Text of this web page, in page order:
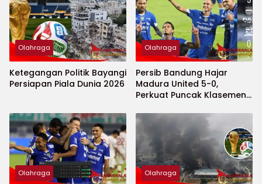
Olahraga
Ketegangan Politik Bayangi
Persiapan Piala Dunia 2026
Olahraga
Persib Bandung Hajar
Madura United 5-0,
Perkuat Puncak Klasemen
Olahraga Olahraga